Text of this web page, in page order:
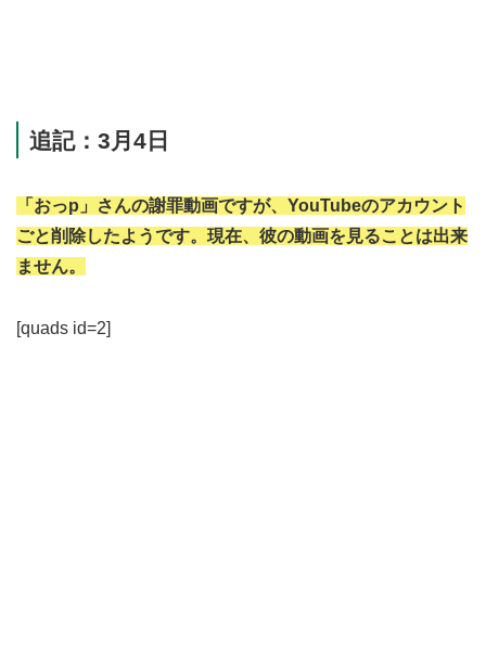
追記：3月4日
「おっp」さんの謝罪動画ですが、YouTubeのアカウント
ごと削除したようです。現在、彼の動画を見ることは出来
ません。
[quads id=2]